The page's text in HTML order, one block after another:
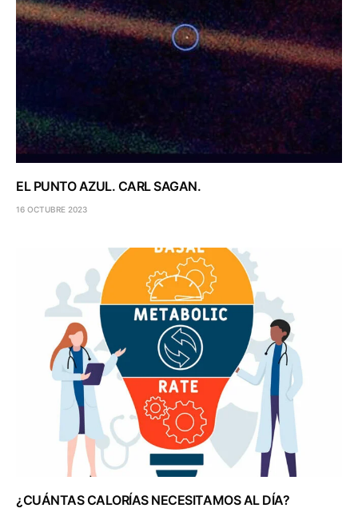
EL PUNTO AZUL. CARL SAGAN.
16 OCTUBRE 2023
¿CUÁNTAS CALORÍAS NECESITAMOS AL DÍA?